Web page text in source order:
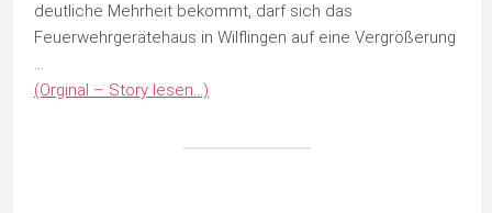
deutliche Mehrheit bekommt, darf sich das
Feuerwehrgerätehaus in Wilflingen auf eine Vergrößerung
…
(Orginal – Story lesen…)